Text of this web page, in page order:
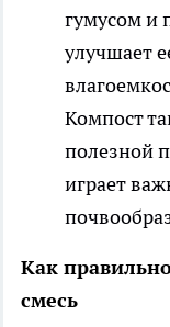
гумусом и
улучшает
Компост
полезной
играет
Как
смесь